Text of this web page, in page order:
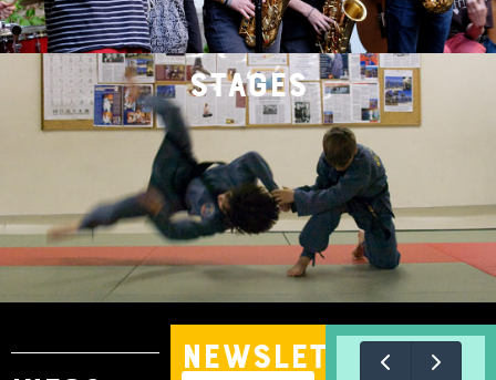
stages
nEWSLETTER